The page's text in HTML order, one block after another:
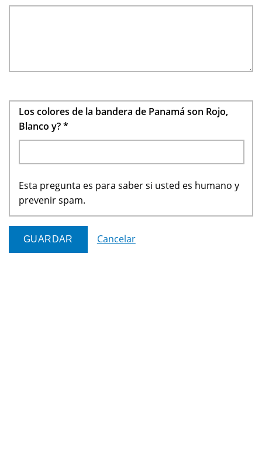
Los colores de la bandera de Panamá son Rojo,
Blanco y?*
Esta pregunta es para saber si usted es humano y
prevenir spam.
Cancelar